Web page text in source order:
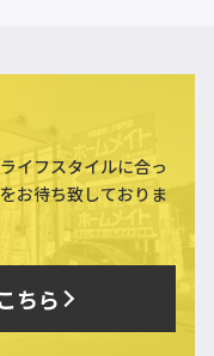
イフスタイルに合っ
お待ち致しておりま
ちら